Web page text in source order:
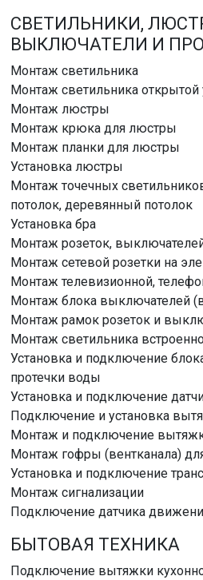
СВЕТИЛЬНИКИ,
ВЫКЛЮЧАТЕЛИ И
Монтаж светильника
Монтаж светильника открытой
Монтаж люстры
Монтаж крюка для люстры
Монтаж планки для люстры
Установка люстры
Монтаж точечных
потолок, деревянный потолок
Установка бра
Монтаж розеток,
Монтаж сетевой розетки на
Монтаж телевизионной,
Монтаж блока выключателей
Монтаж рамок розеток и
Монтаж светильника
Установка и подключение
протечки воды
Установка и подключение
Подключение и установка
Монтаж и подключение
Монтаж гофры (вентканала)
Установка и подключение
Монтаж сигнализации
Подключение датчика
БЫТОВАЯ ТЕХНИКА
Подключение вытяжки